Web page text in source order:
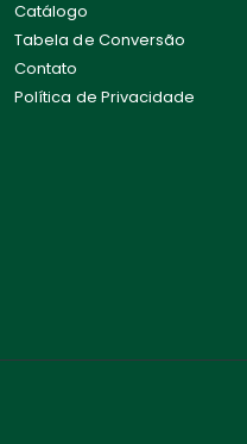
Catálogo
Tabela de Conversão
Contato
Política de Privacidade